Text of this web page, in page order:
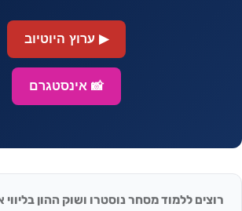
▶ ערוץ היוטיוב
📸 אינסטגרם
רוצים ללמוד מסחר נוסטרו ושוק ההון בליווי